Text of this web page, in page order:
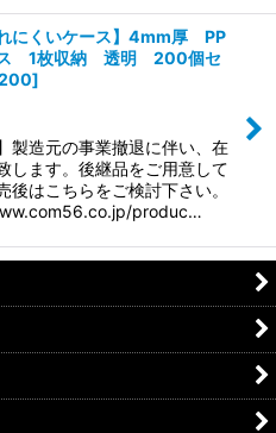
れにくいケース】4mm厚 PP
ス 1枚収納 透明 200個セ
]
製造元の事業撤退に伴い、在
します。後継品をご用意して
後はこちらをご検討下さい。
produc…